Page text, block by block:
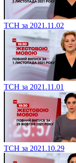
ТСН за 2021.11.02
ТСН за 2021.11.01
ТСН за 2021.10.29